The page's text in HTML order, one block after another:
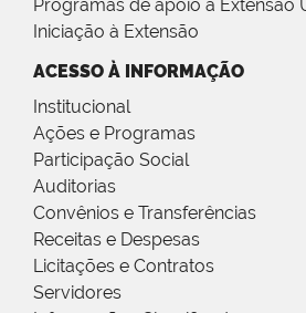
Programas de apoio à Extensão
Iniciação à Extensão
ACESSO À INFORMAÇÃO
Institucional
Ações e Programas
Participação Social
Auditorias
Convênios e Transferências
Receitas e Despesas
Licitações e Contratos
Servidores